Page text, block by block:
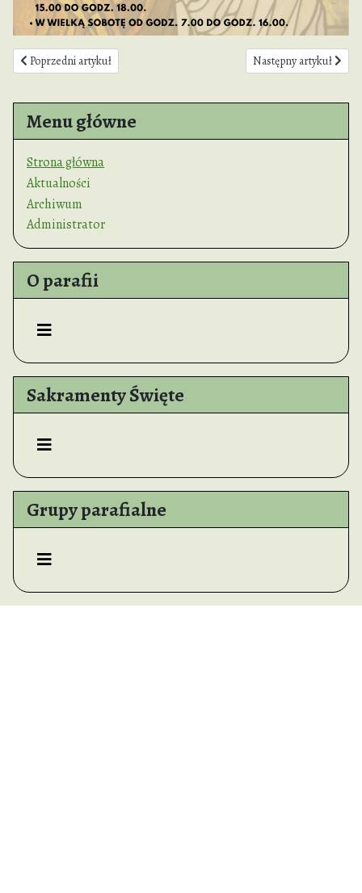
Menu główne
Strona główna
Aktualności
Archiwum
Administrator
O parafii
Sakramenty Święte
Grupy parafialne
Poprzedni artykuł: OŻYWIAJĄCA MOC WSPÓLNOTY czyli Forum
Poprzedni artykuł Następny artykuł: Plan
Następny artykuł